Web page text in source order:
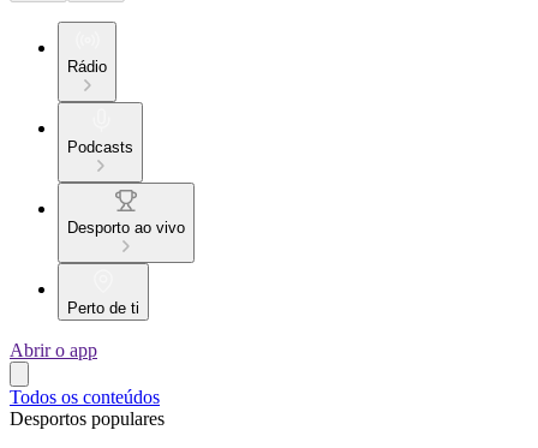
Rádio
Podcasts
Desporto ao vivo
Perto de ti
Abrir o app
Todos os conteúdos
Desportos populares